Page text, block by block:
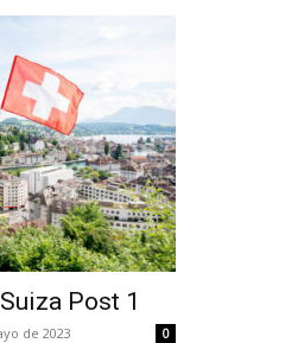
Post 1
de 2023 0